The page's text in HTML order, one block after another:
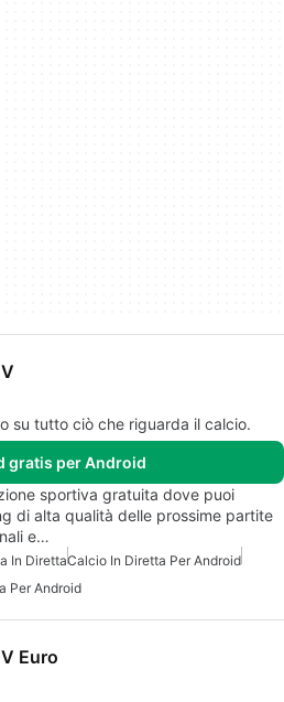
su tutto ciò che riguarda il calcio.
gratis per Android
sportiva gratuita dove puoi
di alta qualità delle prossime partite
e…
In DirettaCalcio In Diretta Per Android
Per Android
Euro